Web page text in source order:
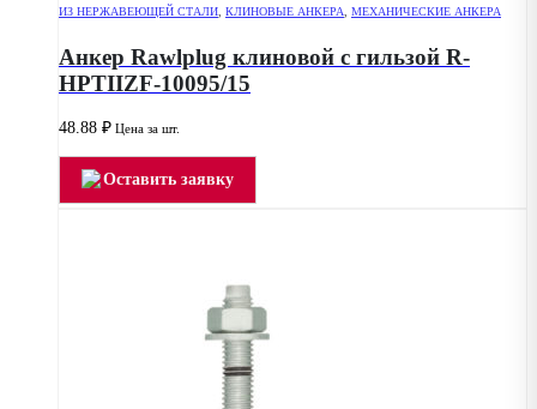
ИЗ НЕРЖАВЕЮЩЕЙ СТАЛИ, КЛИНОВЫЕ АНКЕРА, МЕХАНИЧЕСКИЕ АНКЕРА
Анкер Rawlplug клиновой с гильзой R-
HPTIIZF-10095/15
48.88 ₽ Цена за шт.
Оставить заявку